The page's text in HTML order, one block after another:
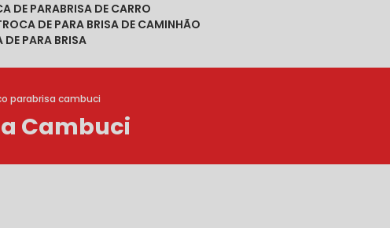
DE PARABRISA DE CARRO
TROCA DE PARA BRISA DE CAMINHÃO
DE PARA BRISA
parabrisa cambuci
Cambuci